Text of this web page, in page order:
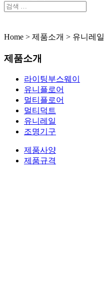
Home > 제품소개 > 유니레일
제품소개
라이팅부스웨이
유니플로어
멀티플로어
멀티덕트
유니레일
조명기구
제품사양
제품규격